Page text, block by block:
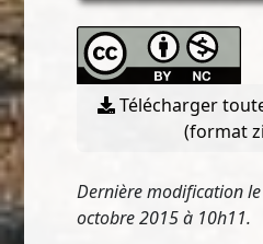
Télécharger
(format
Dernière modification
octobre 2015 à 10h11.